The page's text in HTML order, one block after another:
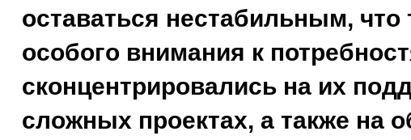
оставаться нестабильным, что
особого внимания к
сконцентрировались на их
сложных проектах, а также на